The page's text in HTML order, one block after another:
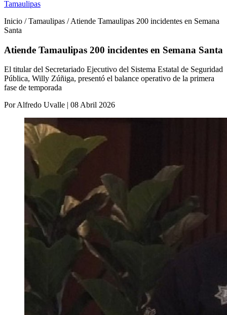
Tamaulipas
Inicio / Tamaulipas / Atiende Tamaulipas 200 incidentes en Semana
Santa
Atiende Tamaulipas 200 incidentes en Semana Santa
El titular del Secretariado Ejecutivo del Sistema Estatal de Seguridad
Pública, Willy Zúñiga, presentó el balance operativo de la primera
fase de temporada
Por Alfredo Uvalle | 08 Abril 2026